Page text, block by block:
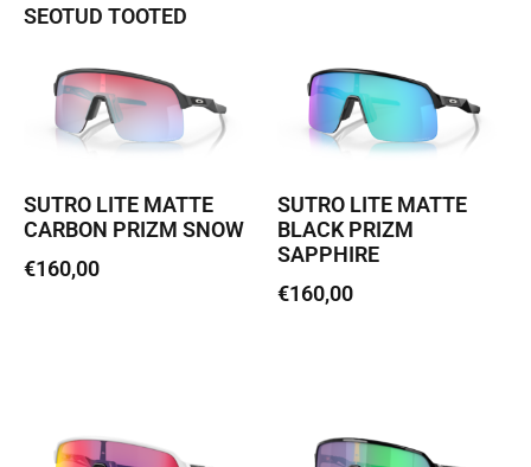
SEOTUD TOOTED
SUTRO LITE MATTE
CARBON PRIZM SNOW
€160,00
SUTRO LITE MATTE
BLACK PRIZM
SAPPHIRE
€160,00